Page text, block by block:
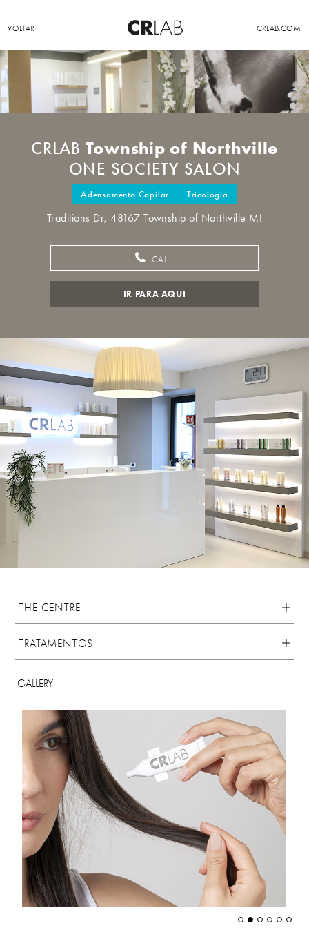
VOLTAR CRLAB.COM
CRLAB Township of Northville
ONE SOCIETY SALON
Adensamento Capilar Tricologia
Traditions Dr, 48167 Township of Northville MI
CALL
IR PARA AQUI
THE CENTRE
TRATAMENTOS
GALLERY